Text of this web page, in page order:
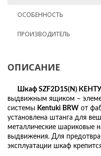
ОСОБЕННОСТЬ
ПРОИЗВОДИТЕЛЬ
ОПИСАНИЕ
Шкаф SZF2D1S(N)
выдвижным ящиком –
системы Kentuki BRW от
установлена штанга для
металлические шариковые
выдвижения. Для
эксплуатации шкаф